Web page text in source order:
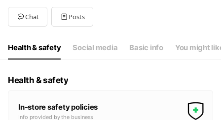
Sun10:30 - 20:30
Mon10:30 - 20:30
Tue
10:30 - 20:30
10:30 - 20:30
Fri10:30 - 20:30
Sat10:30 - 20:30
Chat Posts
Health & safety Social media Basic info You might
Health & safety
In-store safety policies
Info provided by the business